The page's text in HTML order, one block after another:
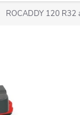
ROCADDY 120 R32